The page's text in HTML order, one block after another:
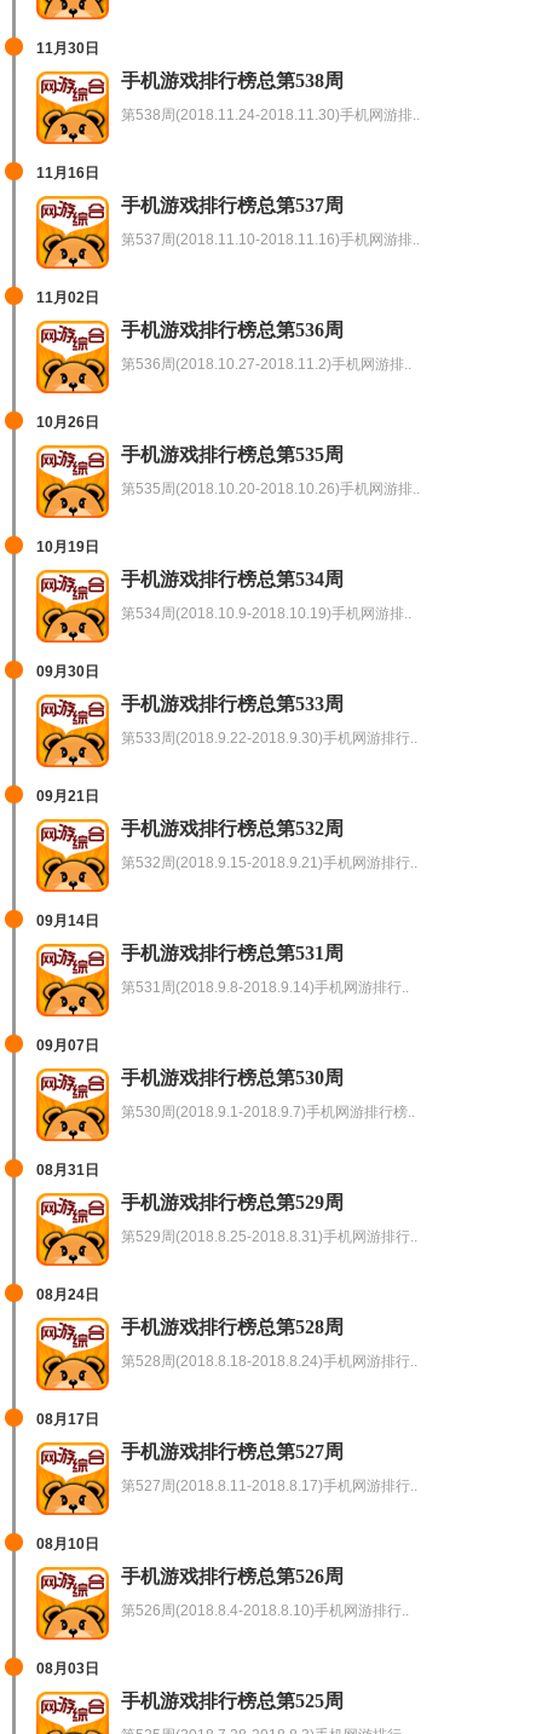
11月30日
手机游戏排行榜总第538周
第538周(2018.11.24-2018.11.30)手机网游排..
11月16日
手机游戏排行榜总第537周
第537周(2018.11.10-2018.11.16)手机网游排..
11月02日
手机游戏排行榜总第536周
第536周(2018.10.27-2018.11.2)手机网游排..
10月26日
手机游戏排行榜总第535周
第535周(2018.10.20-2018.10.26)手机网游排..
10月19日
手机游戏排行榜总第534周
第534周(2018.10.9-2018.10.19)手机网游排..
09月30日
手机游戏排行榜总第533周
第533周(2018.9.22-2018.9.30)手机网游排行..
09月21日
手机游戏排行榜总第532周
第532周(2018.9.15-2018.9.21)手机网游排行..
09月14日
手机游戏排行榜总第531周
第531周(2018.9.8-2018.9.14)手机网游排行..
09月07日
手机游戏排行榜总第530周
第530周(2018.9.1-2018.9.7)手机网游排行榜..
08月31日
手机游戏排行榜总第529周
第529周(2018.8.25-2018.8.31)手机网游排行..
08月24日
手机游戏排行榜总第528周
第528周(2018.8.18-2018.8.24)手机网游排行..
08月17日
手机游戏排行榜总第527周
第527周(2018.8.11-2018.8.17)手机网游排行..
08月10日
手机游戏排行榜总第526周
第526周(2018.8.4-2018.8.10)手机网游排行..
08月03日
手机游戏排行榜总第525周